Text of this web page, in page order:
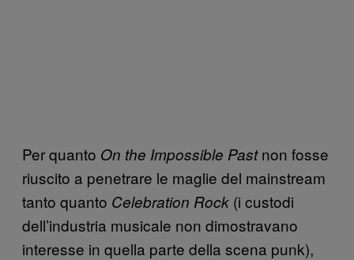
Per quanto On the Impossible Pastnon fosse
riuscito a penetrare le maglie del mainstream
tanto quanto Celebration Rock (i custodi
dell’industria musicale non dimostravano
interesse in quella parte della scena punk),